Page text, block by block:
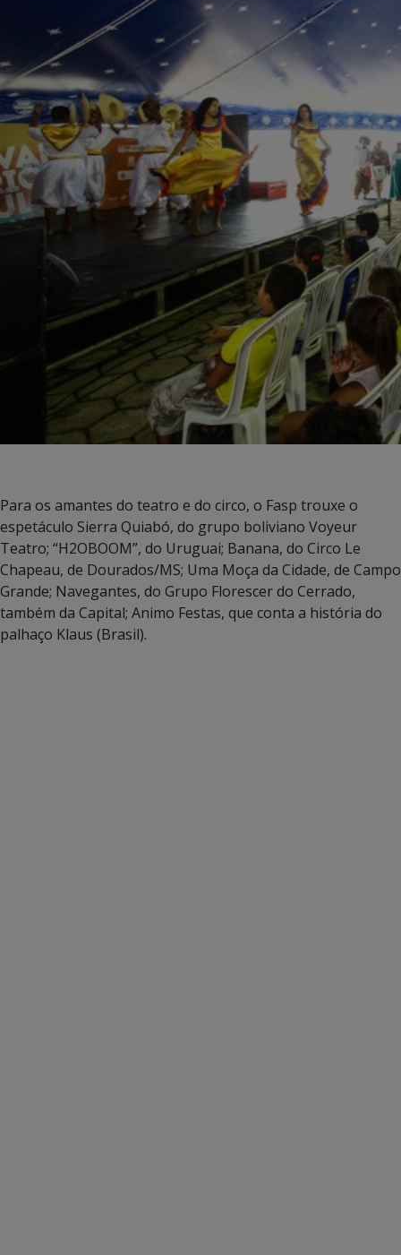
Para os amantes do teatro e do circo, o Fasp trouxe o
espetáculo Sierra Quiabó, do grupo boliviano Voyeur
Teatro; “H2OBOOM”, do Uruguai; Banana, do Circo Le
Chapeau, de Dourados/MS; Uma Moça da Cidade, de Campo
Grande; Navegantes, do Grupo Florescer do Cerrado,
também da Capital; Animo Festas, que conta a história do
palhaço Klaus (Brasil).